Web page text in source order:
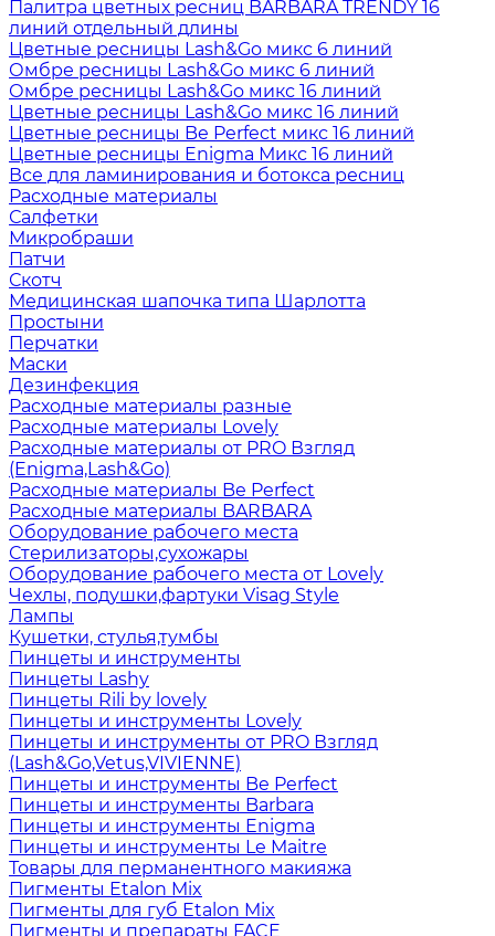
Палитра цветных ресниц BARBARA TRENDY 16
линий отдельный длины
Цветные ресницы Lash&Go микс 6 линий
Омбре ресницы Lash&Go микс 6 линий
Омбре ресницы Lash&Go микс 16 линий
Цветные ресницы Lash&Go микс 16 линий
Цветные ресницы Be Perfect микс 16 линий
Цветные ресницы Enigma Микс 16 линий
Все для ламинирования и ботокса ресниц
Расходные материалы
Салфетки
Микробраши
Патчи
Скотч
Медицинская шапочка типа Шарлотта
Простыни
Перчатки
Маски
Дезинфекция
Расходные материалы разные
Расходные материалы Lovely
Расходные материалы от PRO Взгляд
(Enigma,Lash&Go)
Расходные материалы Be Perfect
Расходные материалы BARBARA
Оборудование рабочего места
Стерилизаторы,сухожары
Оборудование рабочего места от Lovely
Чехлы, подушки,фартуки Visag Style
Лампы
Кушетки, стулья,тумбы
Пинцеты и инструменты
Пинцеты Lashy
Пинцеты Rili by lovely
Пинцеты и инструменты Lovely
Пинцеты и инструменты от PRO Взгляд
(Lash&Go,Vetus,VIVIENNE)
Пинцеты и инструменты Be Perfect
Пинцеты и инструменты Barbara
Пинцеты и инструменты Enigma
Пинцеты и инструменты Le Maitre
Товары для перманентного макияжа
Пигменты Etalon Mix
Пигменты для губ Etalon Mix
Пигменты и препараты FACE